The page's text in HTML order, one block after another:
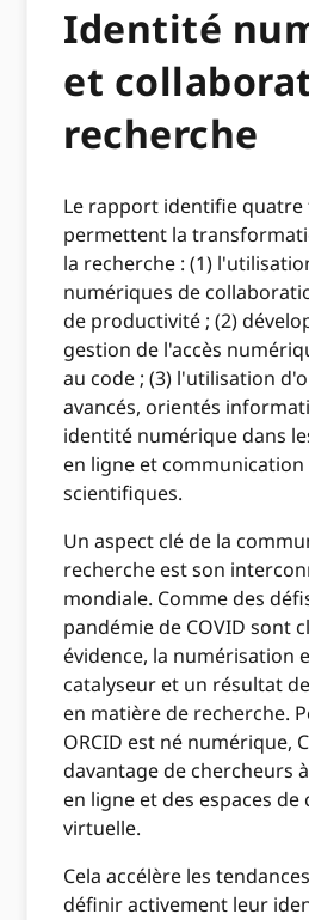
Identité
et
recherche
Le rapport identifie quatre
permettent la
la recherche : (1)
numériques de
de productivité ; (2)
gestion de l'accès
au code ; (3) l'utilisation
avancés, orientés
identité numérique dans
en ligne et
scientifiques.
Un aspect clé de la
recherche est son
mondiale. Comme des
pandémie de COVID sont
évidence, la numérisation
catalyseur et un résultat
en matière de recherche.
ORCID est né numérique,
davantage de chercheurs
en ligne et des espaces
virtuelle.
Cela accélère les
définir activement leur